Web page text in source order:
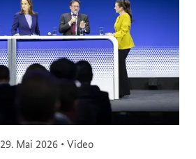
Veröffentlicht am:
29. Mai 2026 • Video